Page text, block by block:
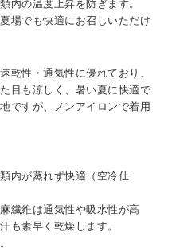
内の温度上昇を防ぎます。
場でも快適にお召しいただけ
乾性・通気性に優れており、
目も涼しく、暑い夏に快適で
ですが、ノンアイロンで着用
内が蒸れず快適（空冷仕
繊維は通気性や吸水性が高
も素早く乾燥します。